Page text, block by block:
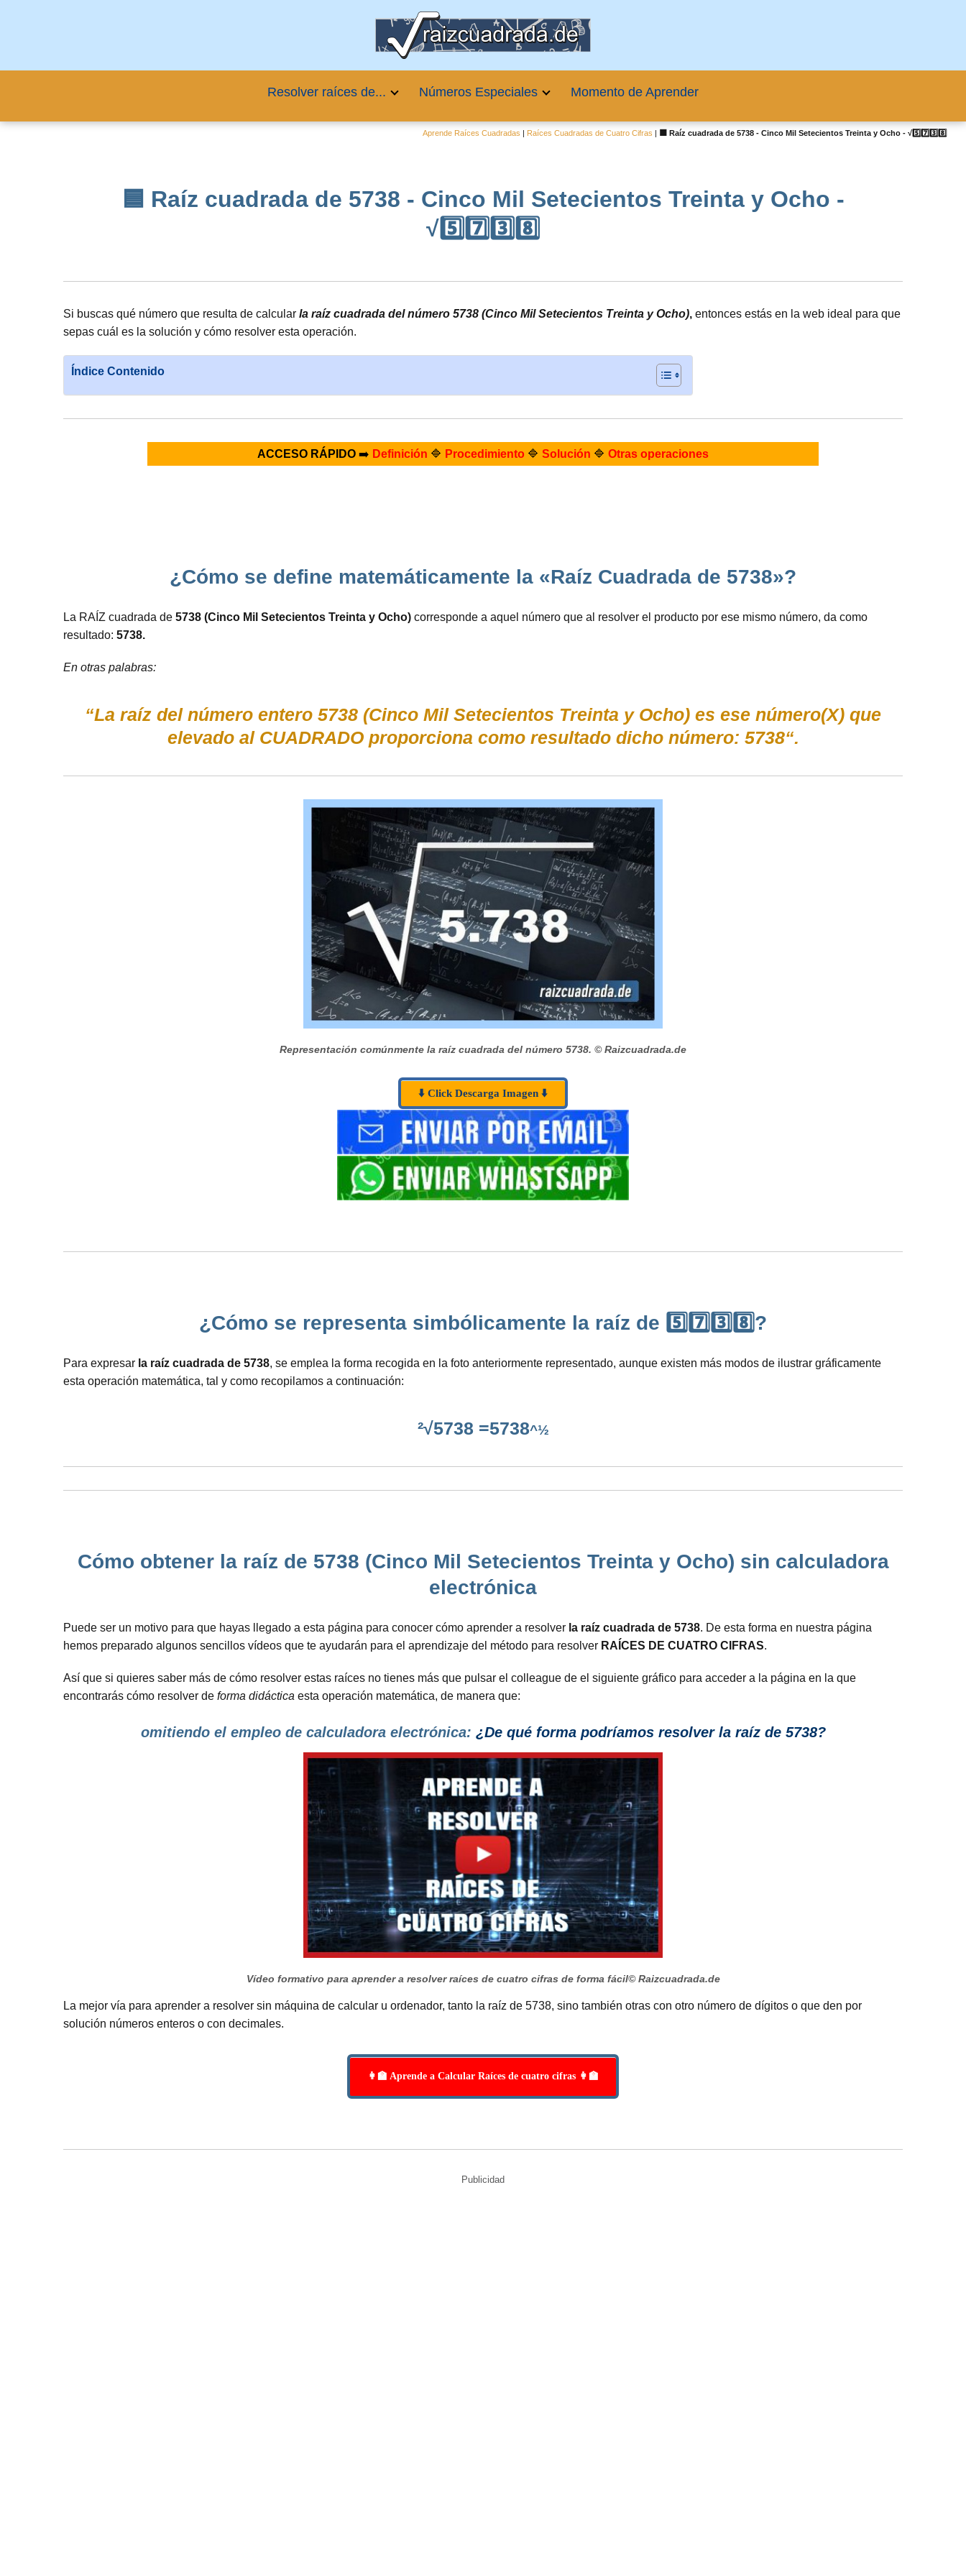
Resolver raíces de... Números Especiales Momento de Aprender
Aprende Raíces Cuadradas | Raíces Cuadradas de Cuatro Cifras | 🟦 Raíz cuadrada de 5738 - Cinco Mil Setecientos Treinta y Ocho - √5️⃣7️⃣3️⃣8️⃣
🟦 Raíz cuadrada de 5738 - Cinco Mil Setecientos Treinta y Ocho -
√5️⃣7️⃣3️⃣8️⃣
Si buscas qué número que resulta de calcular la raíz cuadrada del número 5738 (Cinco Mil Setecientos Treinta y Ocho), entonces estás en la web ideal para que
sepas cuál es la solución y cómo resolver esta operación.
Índice Contenido
ACCESO RÁPIDO➡️ Definición 🔷 Procedimiento🔷 Solución 🔷 Otras operaciones
¿Cómo se define matemáticamente la «Raíz Cuadrada de 5738»?
La RAÍZ cuadrada de 5738 (Cinco Mil Setecientos Treinta y Ocho) corresponde a aquel número que al resolver el producto por ese mismo número, da como
resultado: 5738.
En otras palabras:
“La raíz del número entero 5738 (Cinco Mil Setecientos Treinta y Ocho) es ese número(X) que
elevado al CUADRADO proporciona como resultado dicho número: 5738“.
Representación comúnmente la raíz cuadrada del número 5738. © Raizcuadrada.de
⬇️ Click Descarga Imagen ⬇️
¿Cómo se representa simbólicamente la raíz de 5️⃣7️⃣3️⃣8️⃣?
Para expresar la raíz cuadrada de 5738, se emplea la forma recogida en la foto anteriormente representado, aunque existen más modos de ilustrar gráficamente
esta operación matemática, tal y como recopilamos a continuación:
²√5738 =5738^½
Cómo obtener la raíz de 5738 (Cinco Mil Setecientos Treinta y Ocho) sin calculadora
electrónica
Puede ser un motivo para que hayas llegado a esta página para conocer cómo aprender a resolver la raíz cuadrada de 5738. De esta forma en nuestra página
hemos preparado algunos sencillos vídeos que te ayudarán para el aprendizaje del método para resolver RAÍCES DE CUATRO CIFRAS.
Así que si quieres saber más de cómo resolver estas raíces no tienes más que pulsar el colleague de el siguiente gráfico para acceder a la página en la que
encontrarás cómo resolver de forma didáctica esta operación matemática, de manera que:
omitiendo el empleo de calculadora electrónica: ¿De qué forma podríamos resolver la raíz de 5738?
Vídeo formativo para aprender a resolver raíces de cuatro cifras de forma fácil© Raizcuadrada.de
La mejor vía para aprender a resolver sin máquina de calcular u ordenador, tanto la raíz de 5738, sino también otras con otro número de dígitos o que den por
solución números enteros o con decimales.
👩‍🏫 Aprende a Calcular Raíces de cuatro cifras 👩‍🏫
Publicidad